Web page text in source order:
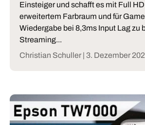
Einsteiger und schafft es mit Full
erweitertem Farbraum und für
Wiedergabe bei 8,3ms Input Lag zu
Streaming...
Christian Schuller | 3. Dezember